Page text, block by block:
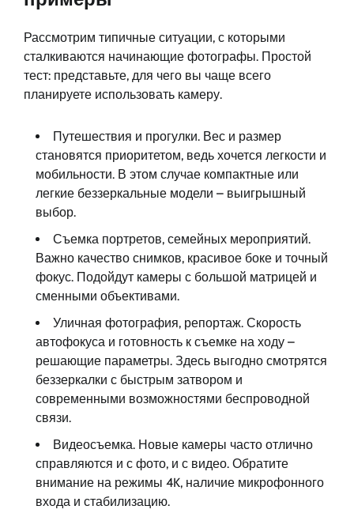
Рассмотрим типичные ситуации, с которыми
сталкиваются начинающие фотографы. Простой
тест: представьте, для чего вы чаще всего
планируете использовать камеру.
Путешествия и прогулки. Вес и размер
становятся приоритетом, ведь хочется легкости и
мобильности. В этом случае компактные или
легкие беззеркальные модели – выигрышный
выбор.
Съемка портретов, семейных мероприятий.
Важно качество снимков, красивое боке и точный
фокус. Подойдут камеры с большой матрицей и
сменными объективами.
Уличная фотография, репортаж. Скорость
автофокуса и готовность к съемке на ходу –
решающие параметры. Здесь выгодно смотрятся
беззеркалки с быстрым затвором и
современными возможностями беспроводной
связи.
Видеосъемка. Новые камеры часто отлично
справляются и с фото, и с видео. Обратите
внимание на режимы 4K, наличие микрофонного
входа и стабилизацию.